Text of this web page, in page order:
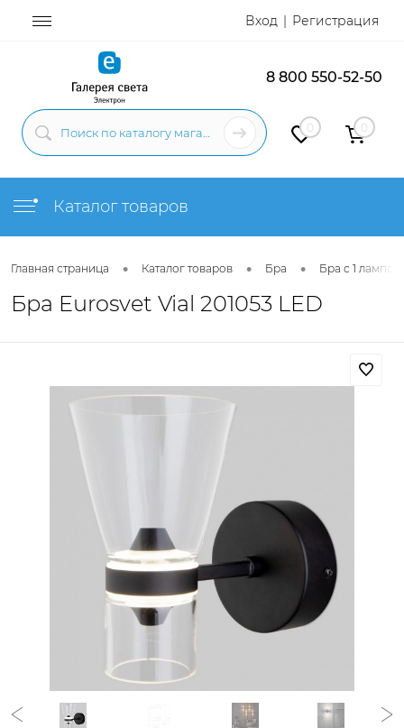
Вход Регистрация
8 800 550-52-50
0 0
Каталог товаров
Главная страница • Каталог товаров • Бра • Бра с 1 лампой
Бра Eurosvet Vial 201053 LED